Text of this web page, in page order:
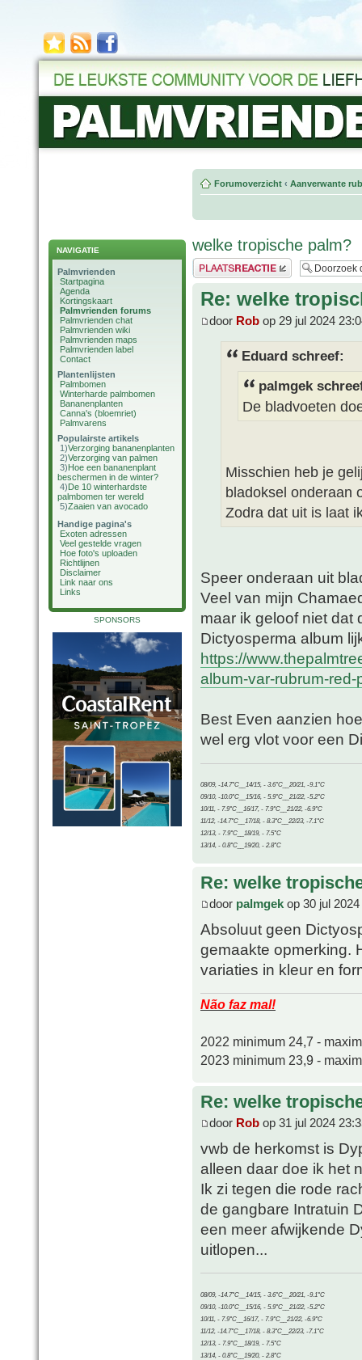
NAVIGATIE
Palmvrienden
Startpagina
Agenda
Kortingskaart
Palmvrienden forums
Palmvrienden chat
Palmvrienden wiki
Palmvrienden maps
Palmvrienden label
Contact
Plantenlijsten
Palmbomen
Winterharde palmbomen
Bananenplanten
Canna's (bloemriet)
Palmvarens
Populairste artikels
1)Verzorging bananenplanten
2)Verzorging van palmen
3)Hoe een bananenplant
beschermen in de winter?
4)De 10 winterhardste
palmbomen ter wereld
5)Zaaien van avocado
Handige pagina's
Exoten adressen
Veel gestelde vragen
Hoe foto's uploaden
Richtlijnen
Disclaimer
Link naar ons
Links
SPONSORS
Forumoverzicht ‹ Aanverwante
welke tropische palm?
Plaats een reactie
Re: welke
door Rob op 29 jul 2024
Eduard schreef:
palmgek
De bladvoeten
Misschien heb je
bladoksel onderaan
Zodra dat uit is laat
Speer onderaan uit
Veel van mijn
maar ik geloof niet dat
Dictyosperma album
https://
album-var-rubrum-
Best Even aanzien
wel erg vlot voor een
08/09, -14.7°C__14/15, - 3.6°C__20/21, -9.1°C
09/10, -10.0°C__15/16, - 5.9°C__21/22, -5.2°C
10/11, - 7.9°C__16/17, - 7.9°C__21/22, -6.9°C
11/12, -14.7°C__17/18, - 8.3°C__22/23, -7.1°C
12/13, - 7.9°C__18/19, - 7.5°C
13/14, - 0.8°C__19/20, - 2.8°C
Re: welke
door palmgek op 30 jul
Absoluut geen
gemaakte opmerking.
variaties in kleur en
Não faz mal!
2022 minimum 24,7 -
2023 minimum 23,9 -
Re: welke
door Rob op 31 jul 2024
vwb de herkomst is
alleen daar doe ik het
Ik zi tegen die rode
de gangbare Intratuin
een meer afwijkende
uitlopen...
08/09, -14.7°C__14/15, - 3.6°C__20/21, -9.1°C
09/10, -10.0°C__15/16, - 5.9°C__21/22, -5.2°C
10/11, - 7.9°C__16/17, - 7.9°C__21/22, -6.9°C
11/12, -14.7°C__17/18, - 8.3°C__22/23, -7.1°C
12/13, - 7.9°C__18/19, - 7.5°C
13/14, - 0.8°C__19/20, - 2.8°C